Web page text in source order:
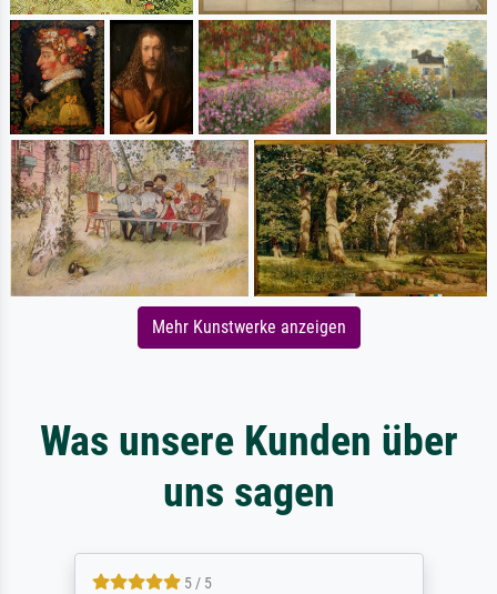
Mehr Kunstwerke anzeigen
Was unsere Kunden über
uns sagen
5 / 5